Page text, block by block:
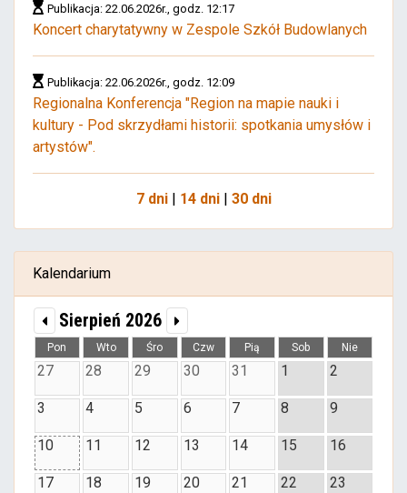
Publikacja: 22.06.2026r., godz. 12:17
Koncert charytatywny w Zespole Szkół Budowlanych
Publikacja: 22.06.2026r., godz. 12:09
Regionalna Konferencja "Region na mapie nauki i
kultury - Pod skrzydłami historii: spotkania umysłów i
artystów".
7 dni| 14 dni| 30 dni
Kalendarium
Sierpień 2026
Pon Wto Śro Czw Pią Sob Nie
27 28 29 30 31 1 2
3 4 5 6 7 8 9
10 11 12 13 14 15 16
17 18 19 20 21 22 23